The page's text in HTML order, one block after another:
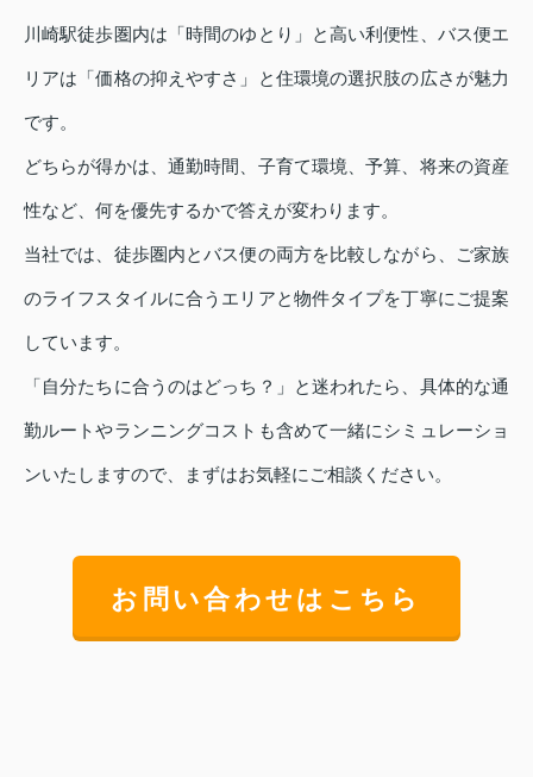
川崎駅徒歩圏内は「時間のゆとり」と高い利便性、バス便エ
リアは「価格の抑えやすさ」と住環境の選択肢の広さが魅力
です。
どちらが得かは、通勤時間、子育て環境、予算、将来の資産
性など、何を優先するかで答えが変わります。
当社では、徒歩圏内とバス便の両方を比較しながら、ご家族
のライフスタイルに合うエリアと物件タイプを丁寧にご提案
しています。
「自分たちに合うのはどっち？」と迷われたら、具体的な通
勤ルートやランニングコストも含めて一緒にシミュレーショ
ンいたしますので、まずはお気軽にご相談ください。
お問い合わせはこちら